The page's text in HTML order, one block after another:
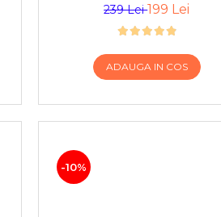
239 Lei199 Lei
ADAUGA IN COS
-10%